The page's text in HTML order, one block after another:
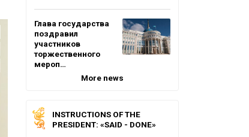
Глава государства
поздравил
участников
торжественного
мероп…
More news
INSTRUCTIONS OF THE
PRESIDENT: «SAID - DONE»